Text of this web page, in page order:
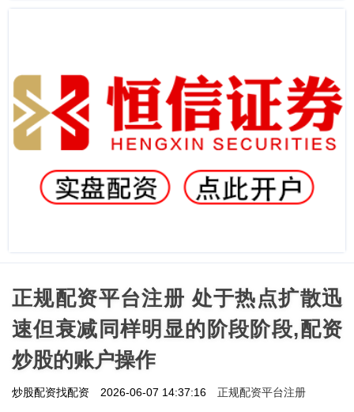
正规配资平台注册 处于热点扩散迅
速但衰减同样明显的阶段阶段,配资
炒股的账户操作
炒股配资找配资 2026-06-07 14:37:16 正规配资平台注册